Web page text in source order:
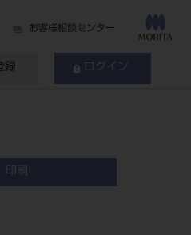
お客様相談センター
録 ログイン
印刷